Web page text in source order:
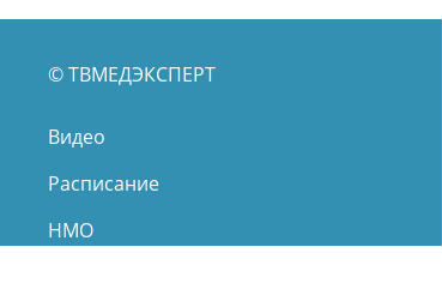
© ТВМЕДЭКСПЕРТ
Видео
Расписание
НМО